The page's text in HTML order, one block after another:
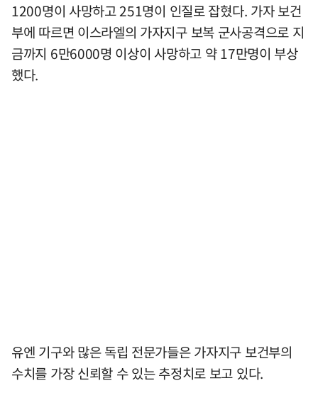
1200명이 사망하고 251명이 인질로 잡혔다. 가자 보건
부에 따르면 이스라엘의 가자지구 보복 군사공격으로 지
금까지 6만6000명 이상이 사망하고 약 17만명이 부상
했다.
유엔 기구와 많은 독립 전문가들은 가자지구 보건부의
수치를 가장 신뢰할 수 있는 추정치로 보고 있다.